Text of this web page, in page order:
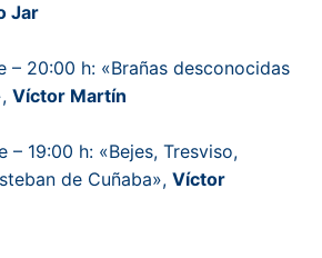
Jar
– 20:00 h: «Brañas desconocidas
Víctor Martín
– 19:00 h: «Bejes, Tresviso,
de Cuñaba», Víctor